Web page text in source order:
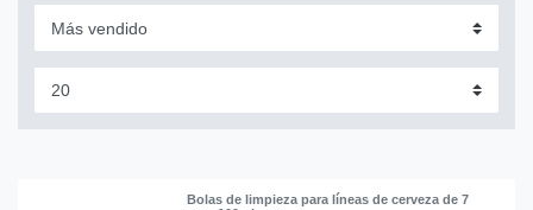
Bolas de limpieza para líneas de cerveza de 7